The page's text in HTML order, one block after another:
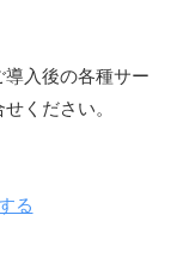
入後の各種サー
ください。
る